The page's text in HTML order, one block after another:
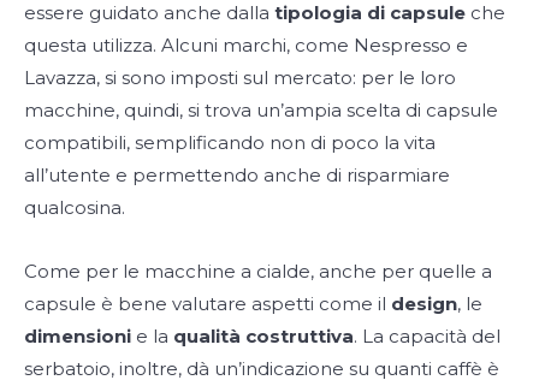
essere guidato anche dalla tipologia di capsule che
questa utilizza. Alcuni marchi, come Nespresso e
Lavazza, si sono imposti sul mercato: per le loro
macchine, quindi, si trova un’ampia scelta di capsule
compatibili, semplificando non di poco la vita
all’utente e permettendo anche di risparmiare
qualcosina.
Come per le macchine a cialde, anche per quelle a
capsule è bene valutare aspetti come il design, le
dimensioni e la qualità costruttiva. La capacità del
serbatoio, inoltre, dà un’indicazione su quanti caffè è